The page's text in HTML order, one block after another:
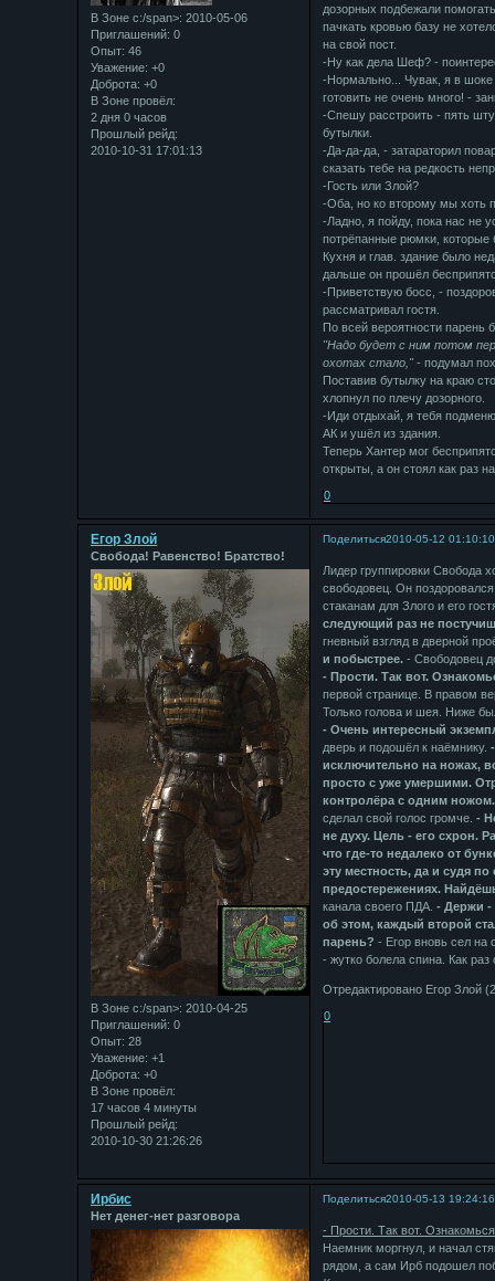
В Зоне с:/span>: 2010-05-06
Приглашений: 0
Опыт: 46
Уважение: +0
Доброта: +0
В Зоне провёл:
2 дня 0 часов
Прошлый рейд:
2010-10-31 17:01:13
дозорных подбежали
пачкать кровью базу не
на свой пост.
-Ну как дела Шеф? -
-Нормально... Чувак, я в шоке
готовить не очень много! -
-Спешу расстроить - пять
бутылки.
-Да-да-да, - затараторил
сказать тебе на редкость
-Гость или Злой?
-Оба, но ко второму мы хоть
-Ладно, я пойду, пока нас не
потрёпанные рюмки, которые
Кухня и глав. здание было
дальше он прошёл
-Приветствую босс, -
рассматривал гостя.
По всей вероятности парень
"Надо будет с ним потом
охотах стало,"- подумал
Поставив бутылку на краю
хлопнул по плечу дозорного.
-Иди отдыхай, я тебя
АК и ушёл из здания.
Теперь Хантер мог
открыты, а он стоял как раз
0
Поделиться2010-05-12 01:10:10
Егор Злой
Свобода! Равенство! Братство!
В Зоне с:/span>: 2010-04-25
Приглашений: 0
Опыт: 28
Уважение: +1
Доброта: +0
В Зоне провёл:
17 часов 4 минуты
Прошлый рейд:
2010-10-30 21:26:26
Лидер группировки Свобода
свободовец. Он
стаканам для Злого и его
следующий раз не
гневный взгляд в дверной
и побыстрее. - Свободовец
- Прости. Так вот.
первой странице. В правом
Только голова и шея. Ниже
- Очень интересный
дверь и подошёл к наёмнику.
исключительно на ножах,
просто с уже умершими.
контролёра с одним
сделал свой голос громче. -
не духу. Цель - его схрон.
что где-то недалеко от
эту местность, да и судя
предостережениях.
канала своего ПДА.- Держи -
об этом, каждый второй
парень? - Егор вновь сел на
- жутко болела спина. Как
Отредактировано Егор Злой
0
Поделиться2010-05-13 19:24:16
Ирбис
Нет денег-нет разговора
- Прости. Так вот.
Наемник моргнул, и начал
рядом, а сам Ирб подошел